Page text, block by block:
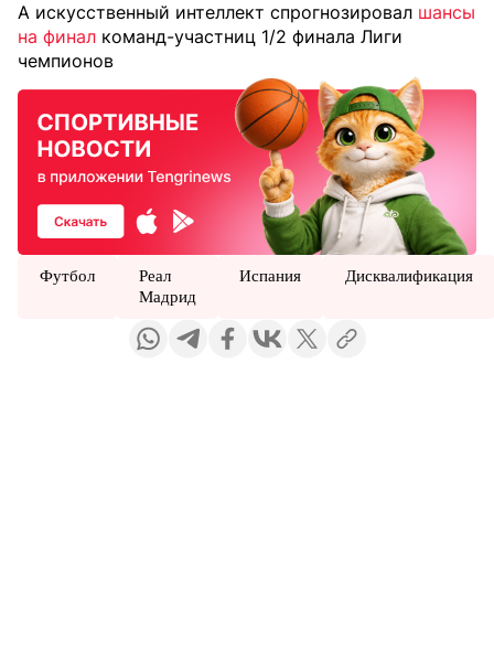
А искусственный интеллект спрогнозировал шансы
на финал команд-участниц 1/2 финала Лиги
чемпионов
Футбол
Реал
Мадрид
Испания Дисквалификация